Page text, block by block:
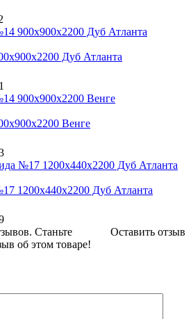
Дуб Атланта
Венге
1200х440х2200 Дуб Атланта
Оставить отзыв
Станьте
об этом товаре!